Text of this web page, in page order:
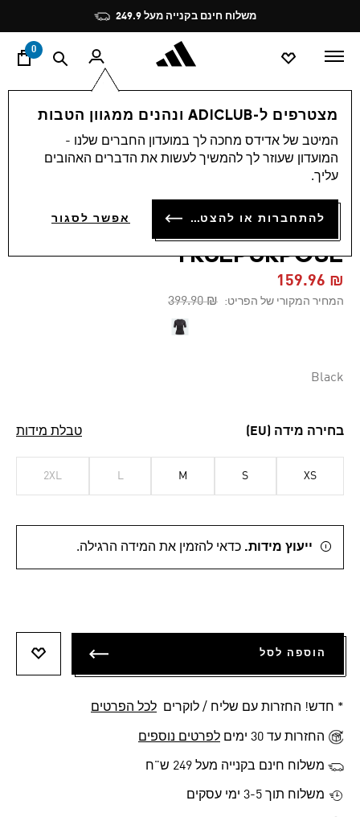
Pause
promotion
rotation
משלוח חינם בקנייה מעל 249.9
0
מצטרפים ל-ADICLUB ונהנים ממגוון הטבות
המיטב של אדידס מחכה לך במועדון החברים שלנו -
המועדון שעוזר לך להמשיך לעשות את הדברים האהובים
עליך.
להתחברות או להצטרפות אפשר לסגור
10
4.9 (10)
STELLA MCCARTNEY
TRUEPURPOSE
₪ 159.96
המחיר המקורי של הפריט: Price reduced from
₪ 399.90
to
Black
בחירה מידה (EU) טבלת מידות
XS
S
M
L
2XL
ייעוץ מידות. כדאי להזמין את המידה הרגילה.
הוספה לסל
* חדש! החזרות עם שליח / לוקרים לכל הפרטים
החזרות עד 30 ימים לפרטים נוספים
משלוח חינם בקנייה מעל 249 ש"ח
משלוח תוך 3-5 ימי עסקים